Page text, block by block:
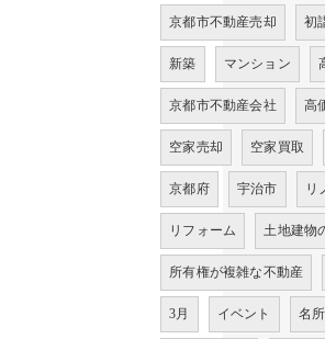
京都市不動産売却 初
新築 マンション
京都市不動産会社 高
空家売却 空家買取
京都府 宇治市 リ
リフォーム 土地建物
所有権が複雑な不動産
3月 イベント 名所